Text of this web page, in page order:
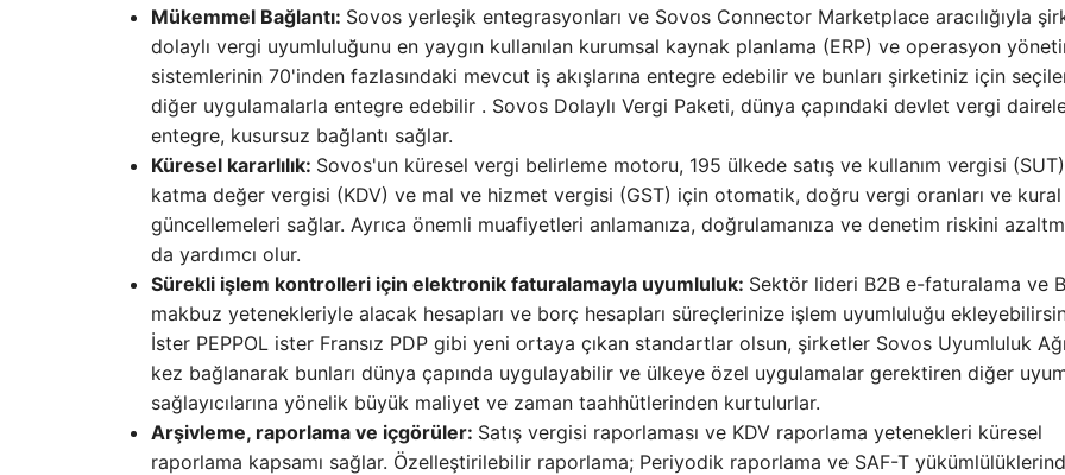
Mükemmel Bağlantı: Sovos yerleşik entegrasyonları ve Sovos Connector Marketplace aracılığıyla
dolaylı vergi uyumluluğunu en yaygın kullanılan kurumsal kaynak planlama (ERP) ve operasyon
sistemlerinin 70'inden fazlasındaki mevcut iş akışlarına entegre edebilir ve bunları şirketiniz için
diğer uygulamalarla entegre edebilir . Sovos Dolaylı Vergi Paketi, dünya çapındaki devlet vergi
entegre, kusursuz bağlantı sağlar.
Küresel kararlılık: Sovos'un küresel vergi belirleme motoru, 195 ülkede satış ve kullanım vergisi
katma değer vergisi (KDV) ve mal ve hizmet vergisi (GST) için otomatik, doğru vergi oranları ve kural
güncellemeleri sağlar. Ayrıca önemli muafiyetleri anlamanıza, doğrulamanıza ve denetim riskini
da yardımcı olur.
Sürekli işlem kontrolleri için elektronik faturalamayla uyumluluk: Sektör lideri B2B e-faturalama ve
makbuz yetenekleriyle alacak hesapları ve borç hesapları süreçlerinize işlem uyumluluğu
İster PEPPOL ister Fransız PDP gibi yeni ortaya çıkan standartlar olsun, şirketler Sovos Uyumluluk
kez bağlanarak bunları dünya çapında uygulayabilir ve ülkeye özel uygulamalar gerektiren diğer
sağlayıcılarına yönelik büyük maliyet ve zaman taahhütlerinden kurtulurlar.
Arşivleme, raporlama ve içgörüler: Satış vergisi raporlaması ve KDV raporlama yetenekleri küresel
raporlama kapsamı sağlar. Özelleştirilebilir raporlama; Periyodik raporlama ve SAF-T